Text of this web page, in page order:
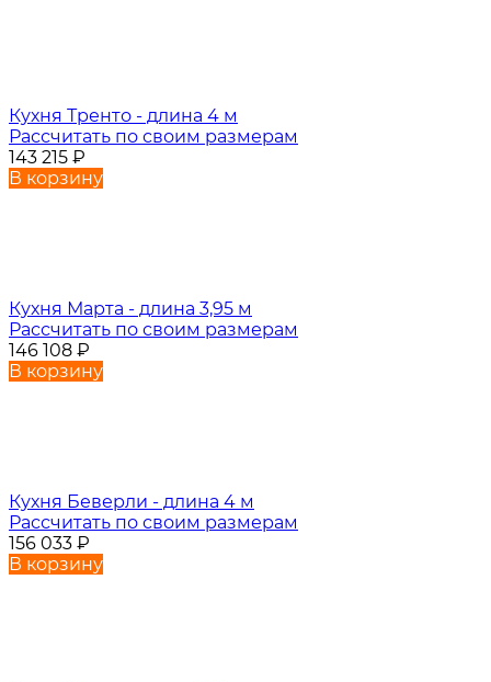
Кухня Тренто - длина 4 м
Рассчитать по своим размерам
143 215 ₽
В корзину
Кухня Марта - длина 3,95 м
Рассчитать по своим размерам
146 108 ₽
В корзину
Кухня Беверли - длина 4 м
Рассчитать по своим размерам
156 033 ₽
В корзину